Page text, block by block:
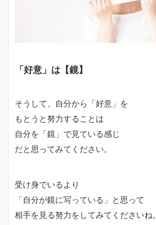
「好意」は【鏡】
そうして、 自分から「好意」を
もとうと努力することは
自分を「鏡」で見ている感じ
だと思ってみてください。
受け身でいるより
「自分が鏡に写っている」と思って
相手を見る努力をしてみてくださいね。